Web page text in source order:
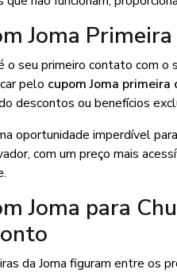
Joma
o seu primeiro contato com o
pelo cupom Joma primeira
descontos ou benefícios
oportunidade imperdível
com um preço mais
Joma para
da Joma figuram entre os